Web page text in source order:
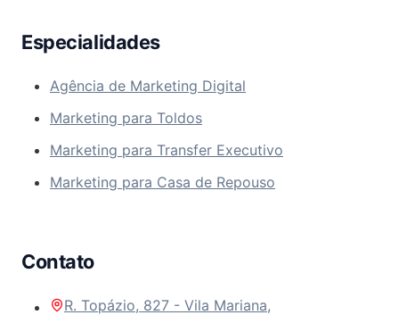
Especialidades
Agência de Marketing Digital
Marketing para Toldos
Marketing para Transfer Executivo
Marketing para Casa de Repouso
Contato
R. Topázio, 827 - Vila Mariana,